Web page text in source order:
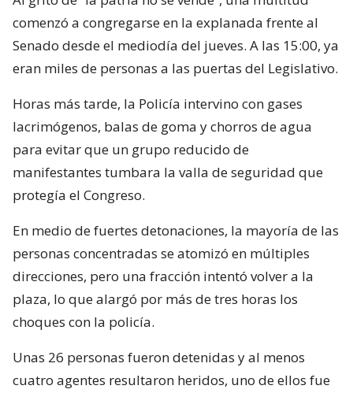
comenzó a congregarse en la explanada frente al
Senado desde el mediodía del jueves. A las 15:00, ya
eran miles de personas a las puertas del Legislativo.
Horas más tarde, la Policía intervino con gases
lacrimógenos, balas de goma y chorros de agua
para evitar que un grupo reducido de
manifestantes tumbara la valla de seguridad que
protegía el Congreso.
En medio de fuertes detonaciones, la mayoría de las
personas concentradas se atomizó en múltiples
direcciones, pero una fracción intentó volver a la
plaza, lo que alargó por más de tres horas los
choques con la policía.
Unas 26 personas fueron detenidas y al menos
cuatro agentes resultaron heridos, uno de ellos fue